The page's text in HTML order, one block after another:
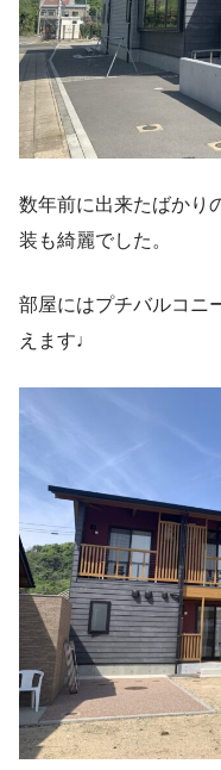
数年前に出来たばかり
装も綺麗でした。
部屋にはプチバルコニ
えます♩